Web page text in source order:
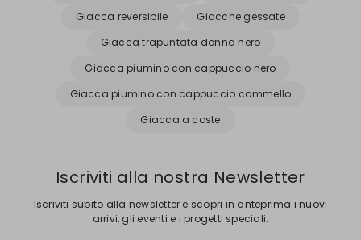
Giacca reversibile
Giacche gessate
Giacca trapuntata donna nero
Giacca piumino con cappuccio nero
Giacca piumino con cappuccio cammello
Giacca a coste
Iscriviti alla nostra Newsletter
Iscriviti subito alla newsletter e scopri in anteprima i nuovi
arrivi, gli eventi e i progetti speciali.